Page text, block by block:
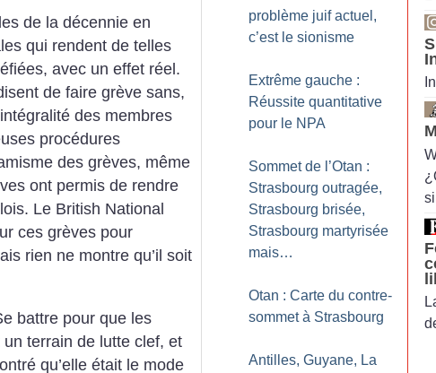
de la décennie en
qui rendent de telles
avec un effet réel.
de faire grève sans,
des membres
procédures
des grèves, même
ont permis de rendre
Le British National
ces grèves pour
rien ne montre qu’il soit
battre pour que les
terrain de lutte clef, et
qu’elle était le mode
problème juif actuel,
c’est le sionisme
Extrême gauche :
Réussite quantitative
pour le NPA
Sommet de l’Otan :
Strasbourg outragée,
Strasbourg brisée,
Strasbourg martyrisée
mais…
Otan : Carte du contre-
sommet à Strasbourg
Antilles, Guyane, La